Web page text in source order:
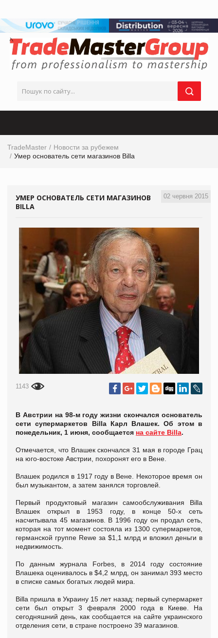
TradeMaster
Новости за рубежем
Умер основатель сети магазинов Billa
02 червня 2015
УМЕР ОСНОВАТЕЛЬ СЕТИ МАГАЗИНОВ
BILLA
1143
В Австрии на 98-м году жизни скончался основатель
сети супермаркетов Billa Карл Влашек. Об этом в
понедельник, 1 июня, сообщается на сайте Billa.
Отмечается, что Влашек скончался 31 мая в городе Грац
на юго-востоке Австрии, похоронят его в Вене.
Влашек родился в 1917 году в Вене. Некоторое время он
был музыкантом, а затем занялся торговлей.
Первый продуктовый магазин самообслуживания Billa
Влашек открыл в 1953 году, в конце 50-х сеть
насчитывала 45 магазинов. В 1996 году он продал сеть,
которая на тот момент состояла из 1300 супермаркетов,
германской группе Rewe за $1,1 млрд и вложил деньги в
недвижимость.
По данным журнала Forbes, в 2014 году состояние
Влашека оценивалось в $4,2 млрд, он занимал 393 место
в списке самых богатых людей мира.
Billa пришла в Украину 15 лет назад: первый супермаркет
сети был открыт 3 февраля 2000 года в Киеве. На
сегодняшний день, как сообщается на сайте украинского
отделения сети, в стране построено 39 магазинов.